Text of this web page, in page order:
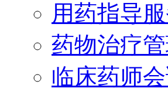
用药指导
药物治疗
临床药师